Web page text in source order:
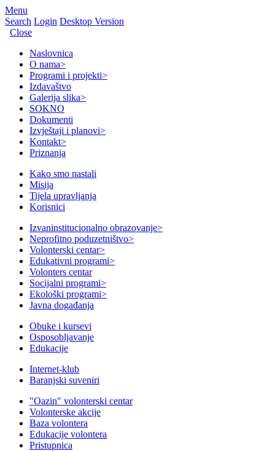
Menu
Search Login Desktop Version
Close
Naslovnica
O nama>
Programi i projekti>
Izdavaštvo
Galerija slika>
SOKNO
Dokumenti
Izvještaji i planovi>
Kontakt>
Priznanja
Kako smo nastali
Misija
Tijela upravljanja
Korisnici
Izvaninstitucionalno obrazovanje>
Neprofitno poduzetništvo>
Volonterski centar>
Edukativni programi>
Volonters centar
Socijalni programi>
Ekološki programi>
Javna događanja
Obuke i kursevi
Osposobljavanje
Edukacije
Internet-klub
Baranjski suveniri
"Oazin" volonterski centar
Volonterske akcije
Baza volontera
Edukacije volontera
Pristupnica